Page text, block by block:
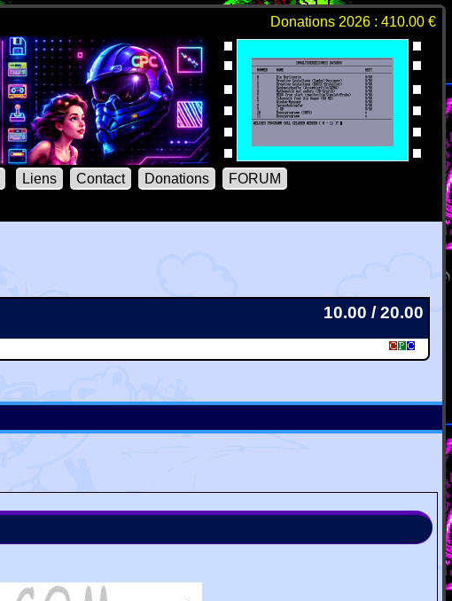
Donations 2026 : 410.00 €
Liens Contact Donations
FORUM
10.00 / 20.00